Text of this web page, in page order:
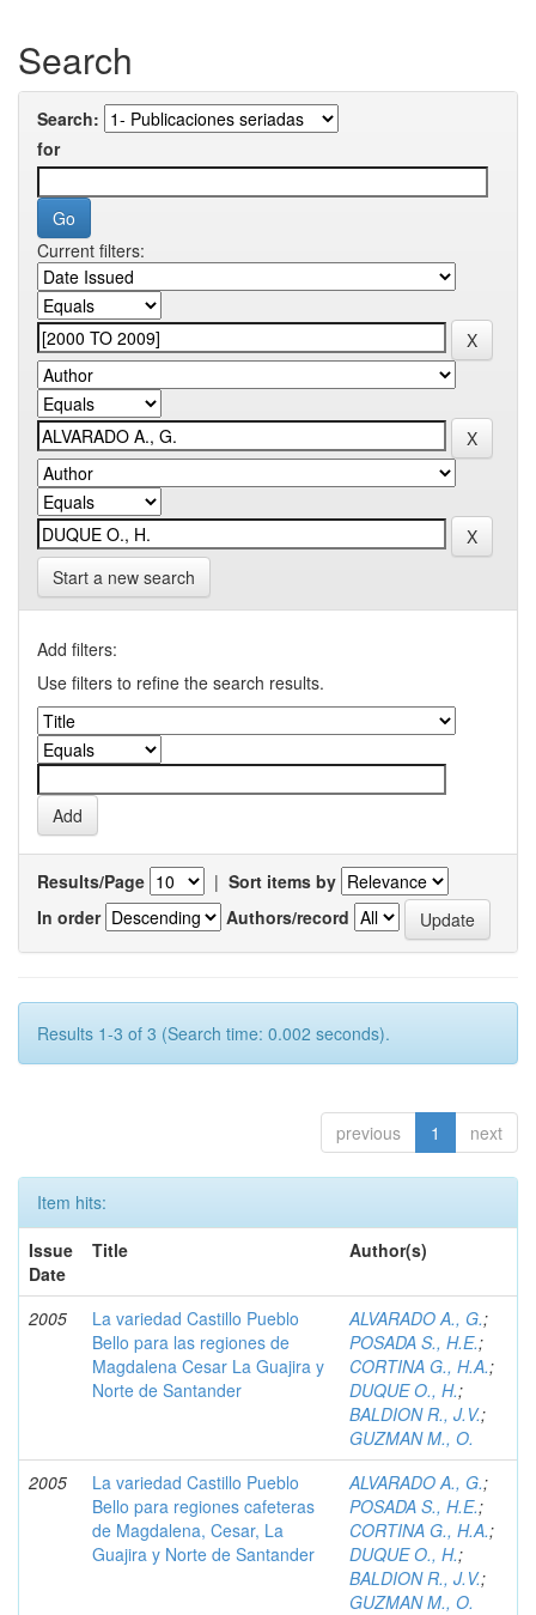
Search
Search:
for
Current filters:
Start a new search
Add filters:
Use filters to refine the search results.
Results/Page | Sort items by
In order
Authors/record
Results 1-3 of 3 (Search time: 0.002 seconds).
previous 1 next
Item hits:
Issue
Date
Title Author(s)
2005
La variedad Castillo Pueblo
Bello para las regiones de
Magdalena Cesar La Guajira y
Norte de Santander
ALVARADO A., G.;
POSADA S., H.E.;
CORTINA G., H.A.;
DUQUE O., H.;
BALDION R., J.V.;
GUZMAN M., O.
2005
La variedad Castillo Pueblo
Bello para regiones cafeteras
de Magdalena, Cesar, La
Guajira y Norte de Santander
ALVARADO A., G.;
POSADA S., H.E.;
CORTINA G., H.A.;
DUQUE O., H.;
BALDION R., J.V.;
GUZMAN M., O.